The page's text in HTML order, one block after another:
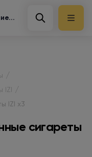
IZI
IZI x3
сигареты